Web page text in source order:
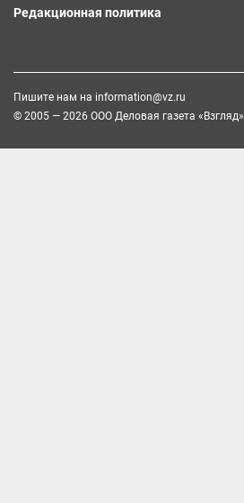
Редакционная политика
Пишите нам на information@vz.ru
© 2005 — 2026 ООО Деловая газета «Взгляд»